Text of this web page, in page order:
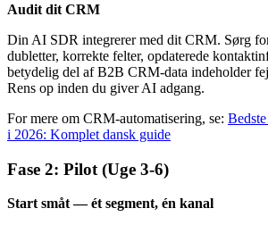
Audit dit CRM
Din AI SDR integrerer med dit CRM. Sørg
dubletter, korrekte felter, opdaterede
betydelig del af B2B CRM-data indeholder
Rens op inden du giver AI adgang.
For mere om CRM-automatisering, se:
i 2026: Komplet dansk guide
Fase 2: Pilot (Uge 3-6)
Start småt — ét segment, én kanal